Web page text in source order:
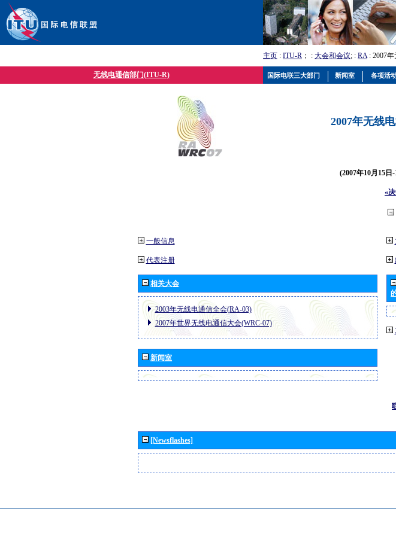
主页 : ITU-R ； : 大会和会议; : RA: 2007年
无线电通信部门(ITU-R)
2007年无线
(2007年10月15日
«
一般信息
代表注册
相关大会
2003年无线电通信全会(RA-03)
2007年世界无线电通信大会(WRC-07)
新闻室
[Newsflashes]
国际电联三大部门 新闻室 各项活